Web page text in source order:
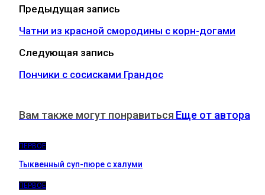
Предыдущая запись
Чатни из красной смородины с корн-догами
Следующая запись
Пончики с сосисками Грандос
Вам также могут понравиться Еще от автора
ПЕРВОЕ
Тыквенный суп-пюре с халуми
ПЕРВОЕ